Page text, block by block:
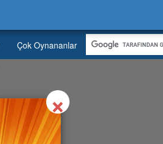
Çok Oynananlar
×Close